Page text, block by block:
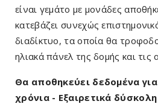
είναι γεμάτο με μονάδες
κατεβάζει συνεχώς
διαδίκτυο, τα οποία θα
ηλιακά πάνελ της δομής και τις
Θα αποθηκεύει δεδομένα
χρόνια - Εξαιρετικά